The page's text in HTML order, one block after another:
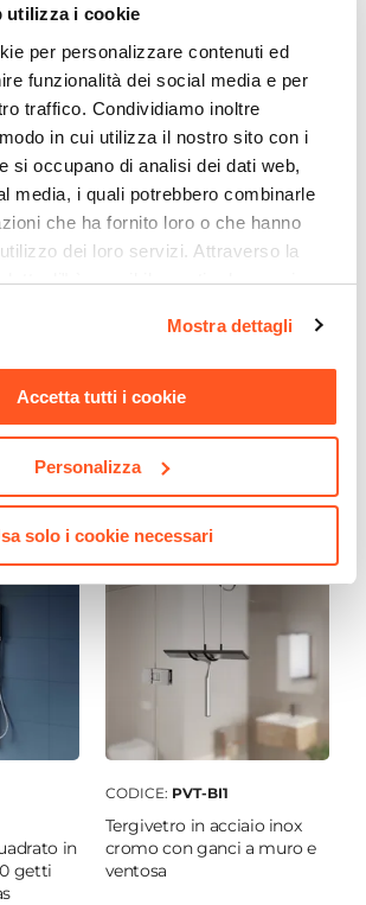
utilizza i cookie
per personalizzare contenuti ed
funzionalità dei social media e per
traffico. Condividiamo inoltre
in cui utilizza il nostro sito con i
si occupano di analisi dei dati web,
media, i quali potrebbero combinarle
che ha fornito loro o che hanno
dei loro servizi. Attraverso la
è possibile gestire le proprie
informazioni si invita a leggere la
.
Mostra dettagli
Accetta tutti i cookie
Personalizza
solo i cookie necessari
Entrata
| Filopavimento
e
-
CODICE:BRERADC
Jacuzzi - Rubinetteria Brera
con braccio soffione
€ 176,00
in
getti
CODICE: PVT-BI1
Tergivetro in acciaio inox
cromo con ganci a muro e
ventosa